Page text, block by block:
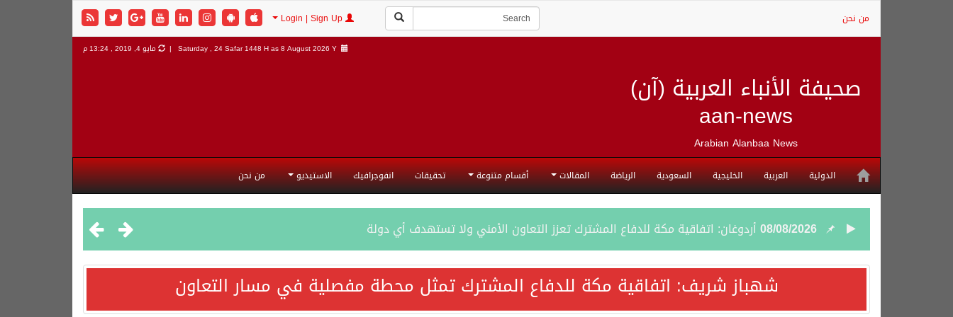
من نحن
صحيفة الأنباء العربية (آن)
aan-news
Arabian Alanbaa News
Saturday , 24 Safar 1448 H as8 August 2026 Y | مايو 4, 2019 , 13:24 م
الدولية العربية الخليجية السعودية الرياضة المقالات أقسام متنوعة تحقيقات انفوجرافيك الاستيديو من نحن
08/08/2026 أردوغان: اتفاقية مكة للدفاع المشترك تعزز التعاون الأمني ولا تستهدف أي دولة
08/08/2026سمو وزير الخارجية : اتفاقية مكة تعكس الإرادة السياسية لحماية أمن المنطقة
شهباز شريف: اتفاقية مكة للدفاع المشترك تمثل محطة مفصلية في مسار التعاون